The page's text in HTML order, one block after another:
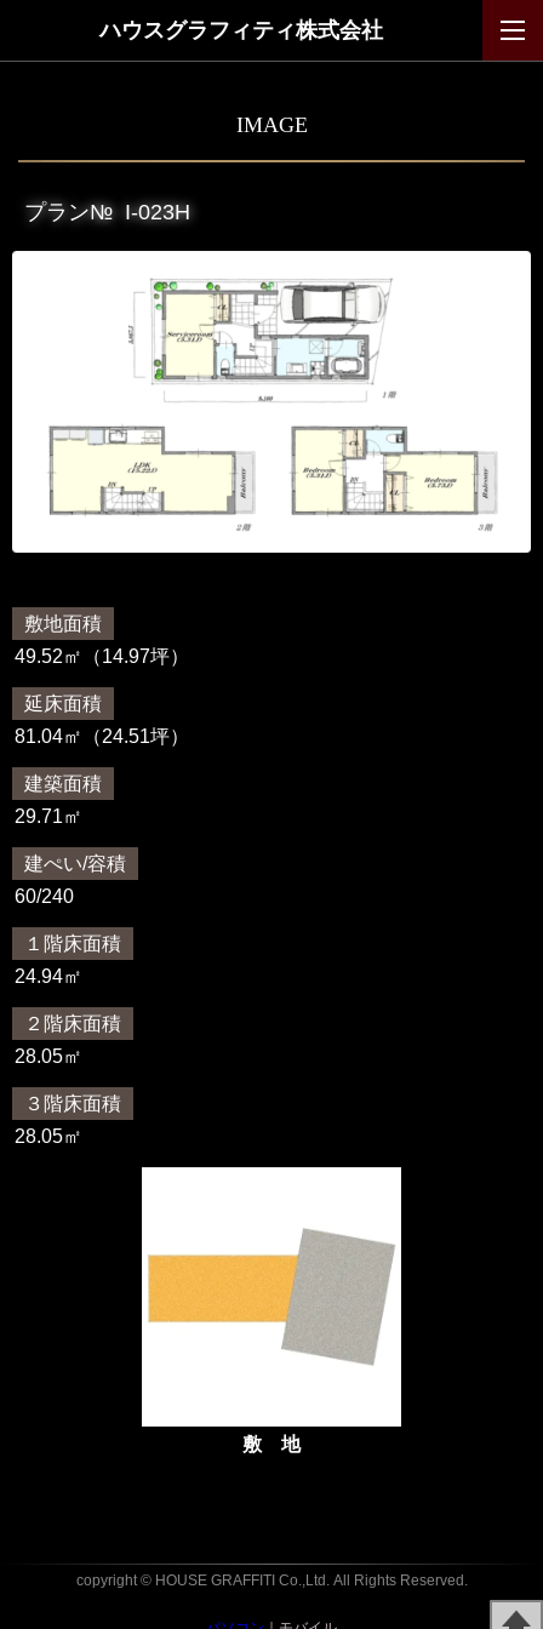
ハウスグラフィティ株式会社
IMAGE
プラン№ I-023H
敷地面積
49.52㎡（14.97坪）
延床面積
81.04㎡（24.51坪）
建築面積
29.71㎡
建ぺい/容積
60/240
１階床面積
24.94㎡
２階床面積
28.05㎡
３階床面積
28.05㎡
敷 地
copyright © HOUSE GRAFFITI Co.,Ltd. All Rights Reserved.